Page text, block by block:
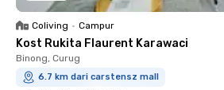
Coliving • Campur
Kost Rukita Flaurent Karawaci
Binong, Curug
6.7 km dari carstensz mall